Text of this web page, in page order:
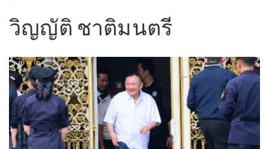
วิญญัติ ชาติมนตรี